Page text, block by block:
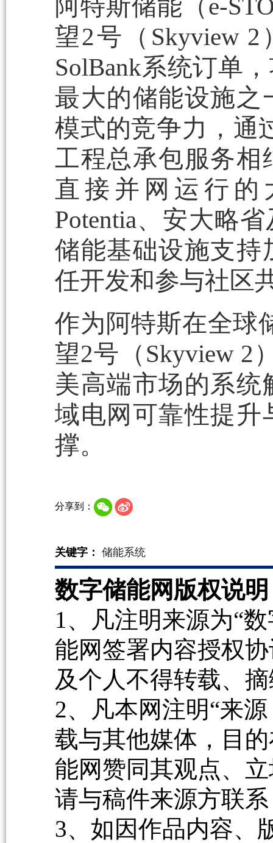
阿特斯储能（e-
望2号（Skyview
SolBank系统订单
最大的储能设施之
模式的竞争力，通
工程总承包服务相
直接并网运行
Potentia、安大略
储能基础设施支持
任开发和参与社区
作为阿特斯在全球
望2号（Skyview 2
美高端市场的系
域电网可靠性提升
撑。
分享到：
关键字： 储能系统
数字储能网版权说
1、凡注明来源为“
能网签署内容授权
及个人不得转载、
2、凡本网注明“来
载与其他媒体，目
能网赞同其观点、
请与稿件来源方联
3、如因作品内容、